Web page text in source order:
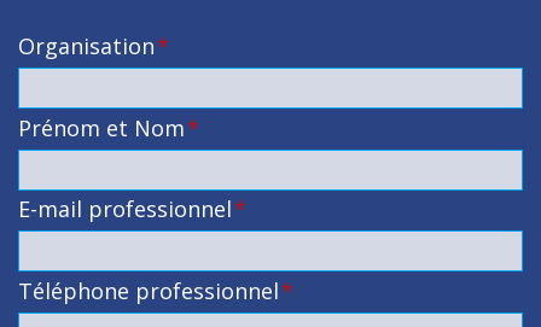
Organisation*
Prénom et Nom*
E-mail professionnel*
Téléphone professionnel*